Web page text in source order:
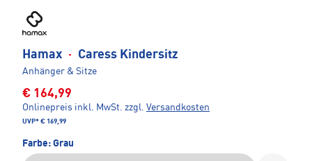
Hamax · Caress Kindersitz
Anhänger & Sitze
€ 164,99
Onlinepreis inkl. MwSt. zzgl. Versandkosten
UVP* € 169,99
Farbe: Grau